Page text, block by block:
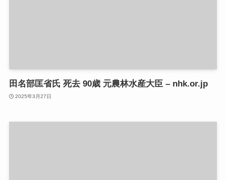
田名部匡省氏 死去 90歳 元農林水産大臣 – nhk.or.jp
2025年3月27日